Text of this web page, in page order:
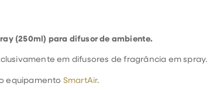
(250ml) para difusor de ambiente.
em difusores de fragrância em spray.
equipamento SmartAir.